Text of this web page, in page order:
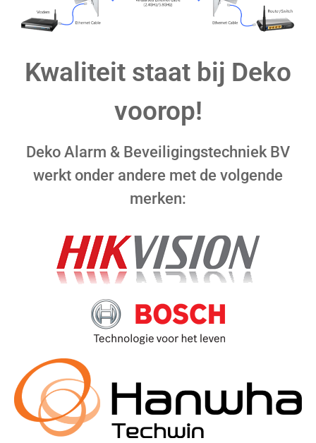
Kwaliteit staat bij Deko
voorop!
Deko Alarm & Beveiligingstechniek BV
werkt onder andere met de volgende
merken: